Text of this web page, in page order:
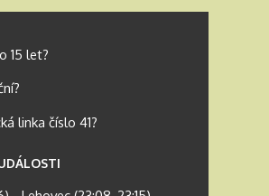
15 let?
linka číslo 41?